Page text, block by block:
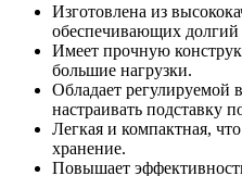
Изготовлена из
обеспечивающих
Имеет прочную
большие нагрузки.
Обладает регулируемой
настраивать подставку
Легкая и компактная,
хранение.
Повышает